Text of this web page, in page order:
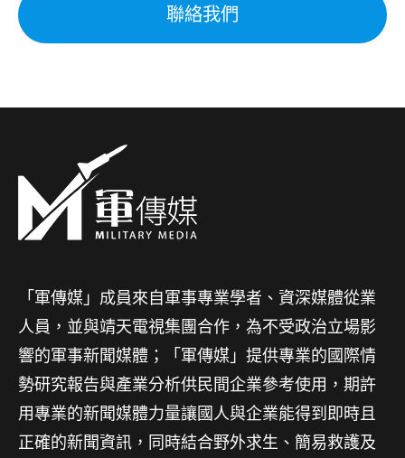
聯絡我們
「軍傳媒」成員來自軍事專業學者、資深媒體從業
人員，並與靖天電視集團合作，為不受政治立場影
響的軍事新聞媒體；「軍傳媒」提供專業的國際情
勢研究報告與產業分析供民間企業參考使用，期許
用專業的新聞媒體力量讓國人與企業能得到即時且
正確的新聞資訊，同時結合野外求生、簡易救護及